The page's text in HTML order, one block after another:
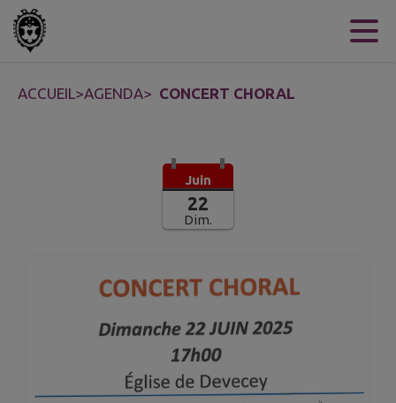
Contenu
ACCUEIL>AGENDA> CONCERT CHORAL
Juin
22
Dim.